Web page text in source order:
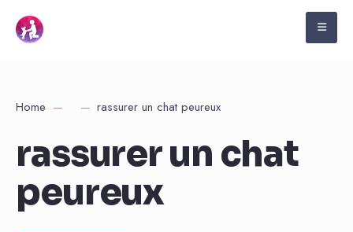
Home rassurer un chat peureux
rassurer un chat
peureux